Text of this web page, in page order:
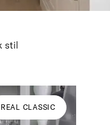
stil
REAL CLASSIC